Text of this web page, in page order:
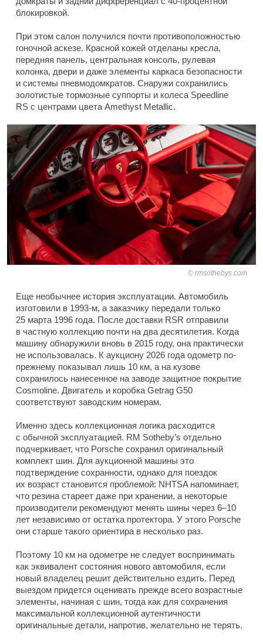
блокировкой.
При этом салон получился почти противоположностью
гоночной аскезе. Красной кожей отделаны кресла,
передняя панель, центральная консоль, рулевая
колонка, двери и даже элементы каркаса безопасности
и системы пневмодомкратов. Снаружи сохранились
золотистые тормозные суппорты и колеса Speedline
RS с центрами цвета Amethyst Metallic.
rmsothebys.com
Еще необычнее история эксплуатации. Автомобиль
изготовили в 1993-м, а заказчику передали только
25 марта 1996 года. После доставки RSR отправили
в частную коллекцию почти на два десятилетия. Когда
машину обнаружили вновь в 2015 году, она практически
не использовалась. К аукциону 2026 года одометр по-
прежнему показывал лишь 10 км, а на кузове
сохранилось нанесенное на заводе защитное покрытие
Cosmoline. Двигатель и коробка Getrag G50
соответствуют заводским номерам.
Именно здесь коллекционная логика расходится
с обычной эксплуатацией. RM Sotheby’s отдельно
подчеркивает, что Porsche сохранил оригинальный
комплект шин. Для аукционной машины это
подтверждение сохранности, однако для поездок
их возраст становится проблемой: NHTSA напоминает,
что резина стареет даже при хранении, а некоторые
производители рекомендуют менять шины через 6–10
лет независимо от остатка протектора. У этого Porsche
они старше такого ориентира в несколько раз.
Поэтому 10 км на одометре не следует воспринимать
как эквивалент состояния нового автомобиля, если
новый владелец решит действительно ездить. Перед
выездом придется оценивать прежде всего возрастные
элементы, начиная с шин, тогда как для сохранения
максимальной коллекционной аутентичности
оригинальные детали, напротив, желательно не терять.